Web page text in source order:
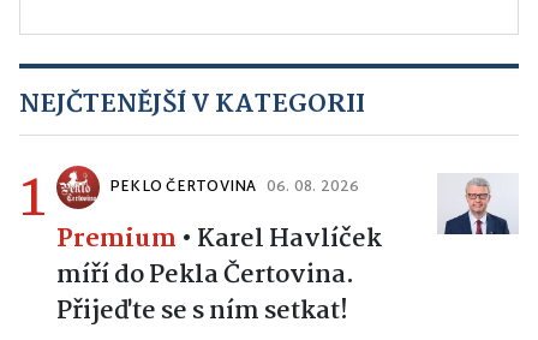
NEJČTENĚJŠÍ V KATEGORII
1 PEKLO ČERTOVINA 06. 08. 2026
Premium • Karel Havlíček
míří do Pekla Čertovina.
Přijeďte se s ním setkat!